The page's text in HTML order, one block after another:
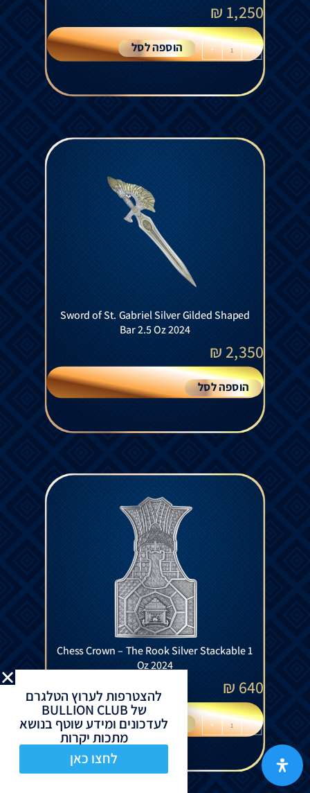
1,250
₪
-
+ הוספה לסל
Sword of St. Gabriel Silver Gilded Shaped
Bar 2.5 Oz 2024
2,350
₪
הוספה לסל
Chess Crown – The Rook Silver Stackable 1
Oz 2024
640
₪
-
+ הוספה לסל
להצטרפות לערוץ הטלגרם
של BULLION CLUB
לעדכונים ומידע שוטף בנושא
מתכות יקרות
לחצו כאן